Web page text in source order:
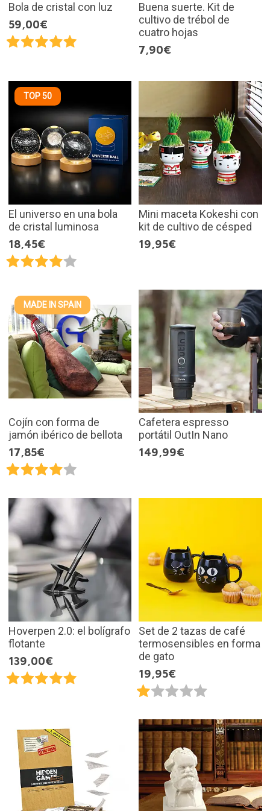
Bola de cristal con luz
59,00€
Buena suerte. Kit de
cultivo de trébol de
cuatro hojas
7,90€
TOP 50
El universo en una bola
de cristal luminosa
18,45€
Mini maceta Kokeshi con
kit de cultivo de césped
19,95€
MADE IN SPAIN
Cojín con forma de
jamón ibérico de bellota
17,85€
Cafetera espresso
portátil OutIn Nano
149,99€
Hoverpen 2.0: el bolígrafo
flotante
139,00€
Set de 2 tazas de café
termosensibles en forma
de gato
19,95€